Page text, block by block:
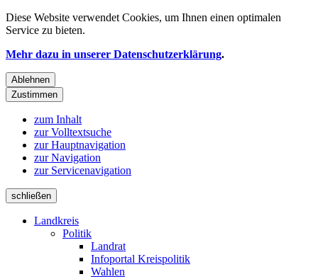
Diese Website verwendet Cookies, um Ihnen einen optimalen
Service zu bieten.
Mehr dazu in unserer Datenschutzerklärung.
Ablehnen
Zustimmen
zum Inhalt
zur Volltextsuche
zur Hauptnavigation
zur Navigation
zur Servicenavigation
schließen
Landkreis
Politik
Landrat
Infoportal Kreispolitik
Wahlen